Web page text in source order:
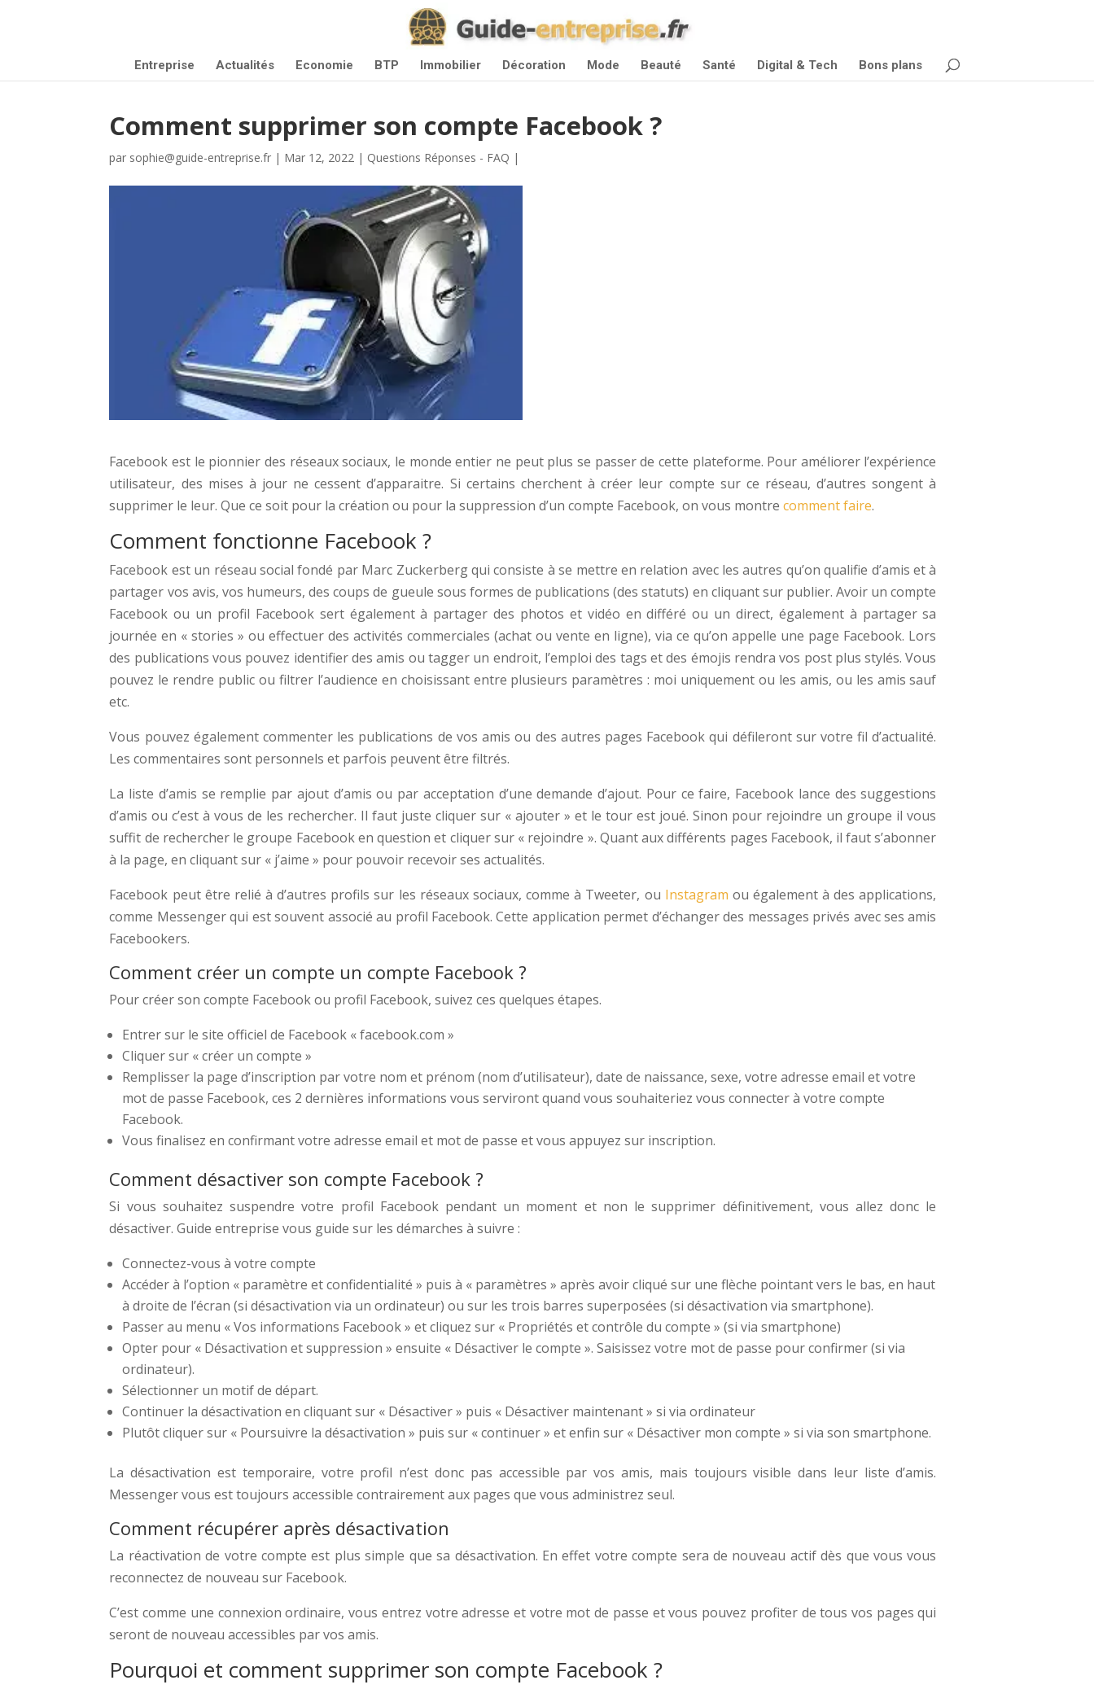
Entreprise Actualités Economie BTP Immobilier Décoration Mode Beauté Santé Digital & Tech Bons plans
Comment supprimer son compte Facebook ?
par sophie@guide-entreprise.fr | Mar 12, 2022 | Questions Réponses - FAQ |
Facebook est le pionnier des réseaux sociaux, le monde entier ne peut plus se passer de cette plateforme. Pour améliorer l’expérience
utilisateur, des mises à jour ne cessent d’apparaitre. Si certains cherchent à créer leur compte sur ce réseau, d’autres songent à
supprimer le leur. Que ce soit pour la création ou pour la suppression d’un compte Facebook, on vous montrecomment faire.
Comment fonctionne Facebook ?
Facebook est un réseau social fondé par Marc Zuckerberg qui consiste à se mettre en relation avec les autres qu’on qualifie d’amis et à
partager vos avis, vos humeurs, des coups de gueule sous formes de publications (des statuts) en cliquant sur publier. Avoir un compte
Facebook ou un profil Facebook sert également à partager des photos et vidéo en différé ou un direct, également à partager sa
journée en « stories » ou effectuer des activités commerciales (achat ou vente en ligne), via ce qu’on appelle une page Facebook. Lors
des publications vous pouvez identifier des amis ou tagger un endroit, l’emploi des tags et des émojis rendra vos post plus stylés. Vous
pouvez le rendre public ou filtrer l’audience en choisissant entre plusieurs paramètres : moi uniquement ou les amis, ou les amis sauf
etc.
Vous pouvez également commenter les publications de vos amis ou des autres pages Facebook qui défileront sur votre fil d’actualité.
Les commentaires sont personnels et parfois peuvent être filtrés.
La liste d’amis se remplie par ajout d’amis ou par acceptation d’une demande d’ajout. Pour ce faire, Facebook lance des suggestions
d’amis ou c’est à vous de les rechercher. Il faut juste cliquer sur « ajouter » et le tour est joué. Sinon pour rejoindre un groupe il vous
suffit de rechercher le groupe Facebook en question et cliquer sur « rejoindre ». Quant aux différents pages Facebook, il faut s’abonner
à la page, en cliquant sur « j’aime » pour pouvoir recevoir ses actualités.
Facebook peut être relié à d’autres profils sur les réseaux sociaux, comme à Tweeter, ou Instagram ou également à des applications,
comme Messenger qui est souvent associé au profil Facebook. Cette application permet d’échanger des messages privés avec ses amis
Facebookers.
Comment créer un compte un compte Facebook ?
Pour créer son compte Facebook ou profil Facebook, suivez ces quelques étapes.
Entrer sur le site officiel de Facebook « facebook.com »
Cliquer sur « créer un compte »
Remplisser la page d’inscription par votre nom et prénom (nom d’utilisateur), date de naissance, sexe, votre adresse email et votre
mot de passe Facebook, ces 2 dernières informations vous serviront quand vous souhaiteriez vous connecter à votre compte
Facebook.
Vous finalisez en confirmant votre adresse email et mot de passe et vous appuyez sur inscription.
Comment désactiver son compte Facebook ?
Si vous souhaitez suspendre votre profil Facebook pendant un moment et non le supprimer définitivement, vous allez donc le
désactiver. Guide entreprise vous guide sur les démarches à suivre :
Connectez-vous à votre compte
Accéder à l’option « paramètre et confidentialité » puis à « paramètres » après avoir cliqué sur une flèche pointant vers le bas, en haut
à droite de l’écran (si désactivation via un ordinateur) ou sur les trois barres superposées (si désactivation via smartphone).
Passer au menu « Vos informations Facebook » et cliquez sur « Propriétés et contrôle du compte » (si via smartphone)
Opter pour « Désactivation et suppression » ensuite « Désactiver le compte ». Saisissez votre mot de passe pour confirmer (si via
ordinateur).
Sélectionner un motif de départ.
Continuer la désactivation en cliquant sur « Désactiver » puis « Désactiver maintenant » si via ordinateur
Plutôt cliquer sur « Poursuivre la désactivation » puis sur « continuer » et enfin sur « Désactiver mon compte » si via son smartphone.
La désactivation est temporaire, votre profil n’est donc pas accessible par vos amis, mais toujours visible dans leur liste d’amis.
Messenger vous est toujours accessible contrairement aux pages que vous administrez seul.
Comment récupérer après désactivation
La réactivation de votre compte est plus simple que sa désactivation. En effet votre compte sera de nouveau actif dès que vous vous
reconnectez de nouveau sur Facebook.
C’est comme une connexion ordinaire, vous entrez votre adresse et votre mot de passe et vous pouvez profiter de tous vos pages qui
seront de nouveau accessibles par vos amis.
Pourquoi et comment supprimer son compte Facebook ?